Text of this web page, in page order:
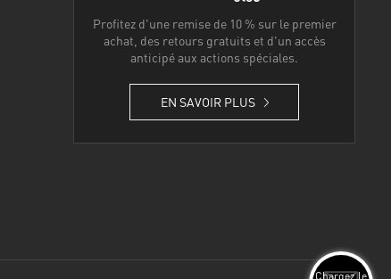
Profitez d'une remise de 10 % sur le premier
achat, des retours gratuits et d'un accès
anticipé aux actions spéciales.
EN SAVOIR PLUS
Chargez le